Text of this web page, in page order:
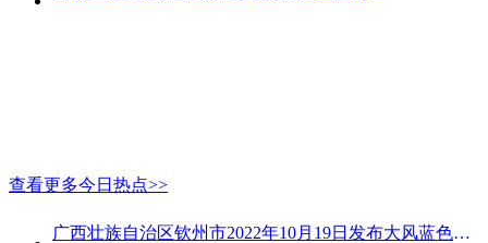
查看更多今日热点>>
广西壮族自治区钦州市2022年10月19日发布大风蓝色预警